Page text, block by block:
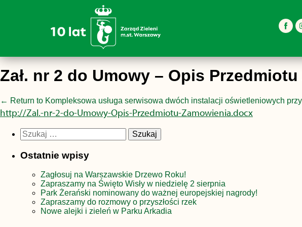
Zał. nr 2 do Umowy – Opis
← Return to Kompleksowa usługa serwisowa dwóch instalacji oświetleniowych
http://Zal.-nr-2-do-Umowy-Opis-Przedmiotu-Zamowienia.docx
Szukaj:
Ostatnie wpisy
Zagłosuj na Warszawskie Drzewo Roku!
Zapraszamy na Święto Wisły w niedzielę 2 sierpnia
Park Żerański nominowany do ważnej europejskiej nagrody!
Zapraszamy do rozmowy o przyszłości rzek
Nowe alejki i zieleń w Parku Arkadia